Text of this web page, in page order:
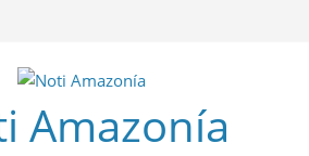
Amazonía